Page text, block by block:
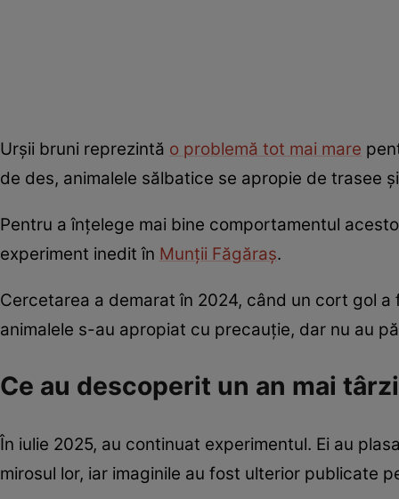
Urșii bruni reprezintă o problemă tot mai mare
de des, animalele sălbatice se apropie de trasee
Pentru a înțelege mai bine comportamentul
experiment inedit în Munții Făgăraș.
Cercetarea a demarat în 2024, când un cort gol
animalele s-au apropiat cu precauție, dar nu au
Ce au descoperit un an mai
În iulie 2025, au continuat experimentul. Ei au
mirosul lor, iar imaginile au fost ulterior publicate